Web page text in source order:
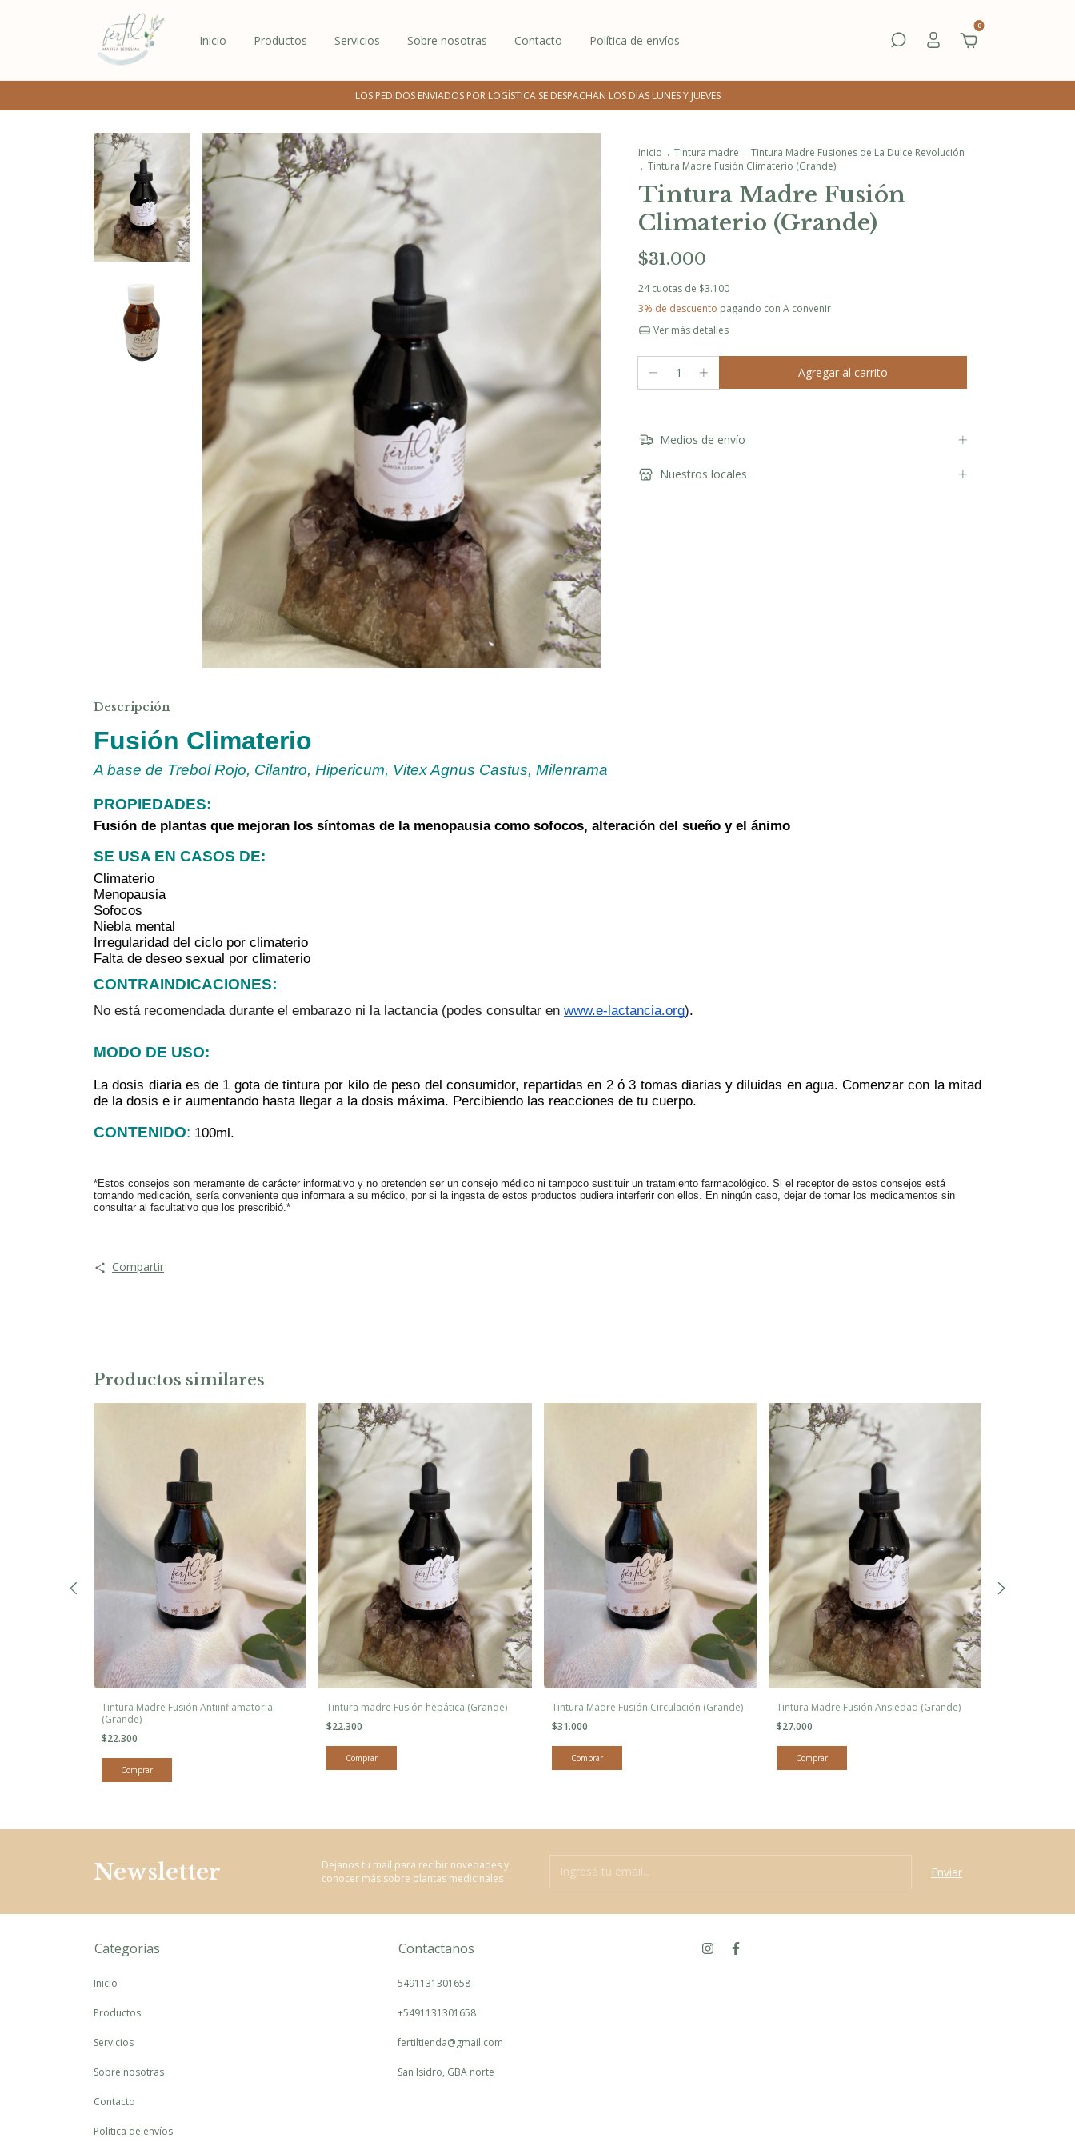
Inicio Productos Servicios Sobre nosotras Contacto Política de envíos
0
LOS PEDIDOS ENVIADOS POR LOGÍSTICA SE DESPACHAN LOS DÍAS LUNES Y JUEVES
Inicio . Tintura madre . Tintura Madre Fusiones de La Dulce Revolución
. Tintura Madre Fusión Climaterio (Grande)
Tintura Madre Fusión
Climaterio (Grande)
$31.000
24 cuotas de $3.100
3% de descuento pagando con A convenir
Ver más detalles
Medios de envío
Nuestros locales
Descripción
Fusión Climaterio
A base de Trebol Rojo, Cilantro, Hipericum, Vitex Agnus Castus, Milenrama
PROPIEDADES:
Fusión de plantas que mejoran los síntomas de la menopausia como sofocos, alteración del sueño y el ánimo
SE USA EN CASOS DE:
Climaterio
Menopausia
Sofocos
Niebla mental
Irregularidad del ciclo por climaterio
Falta de deseo sexual por climaterio
CONTRAINDICACIONES:
No está recomendada durante el embarazo ni la lactancia (podes consultar en www.e-lactancia.org).
MODO DE USO:
La dosis diaria es de 1 gota de tintura por kilo de peso del consumidor, repartidas en 2 ó 3 tomas diarias y diluidas en agua. Comenzar con la mitad
de la dosis e ir aumentando hasta llegar a la dosis máxima. Percibiendo las reacciones de tu cuerpo.
CONTENIDO: 100ml.
*Estos consejos son meramente de carácter informativo y no pretenden ser un consejo médico ni tampoco sustituir un tratamiento farmacológico. Si el receptor de estos consejos está
tomando medicación, sería conveniente que informara a su médico, por si la ingesta de estos productos pudiera interferir con ellos. En ningún caso, dejar de tomar los medicamentos sin
consultar al facultativo que los prescribió.*
Compartir
Productos similares
Tintura Madre Fusión Antiinflamatoria
(Grande)
$22.300
Tintura madre Fusión hepática (Grande)
$22.300
Tintura Madre Fusión Circulación (Grande)
$31.000
Tintura Madre Fusión Ansiedad (Grande)
$27.000
Newsletter
Dejanos tu mail para recibir novedades y
conocer más sobre plantas medicinales
Categorías
Inicio
Productos
Servicios
Sobre nosotras
Contacto
Política de envíos
Contactanos
5491131301658
+5491131301658
fertiltienda@gmail.com
San Isidro, GBA norte